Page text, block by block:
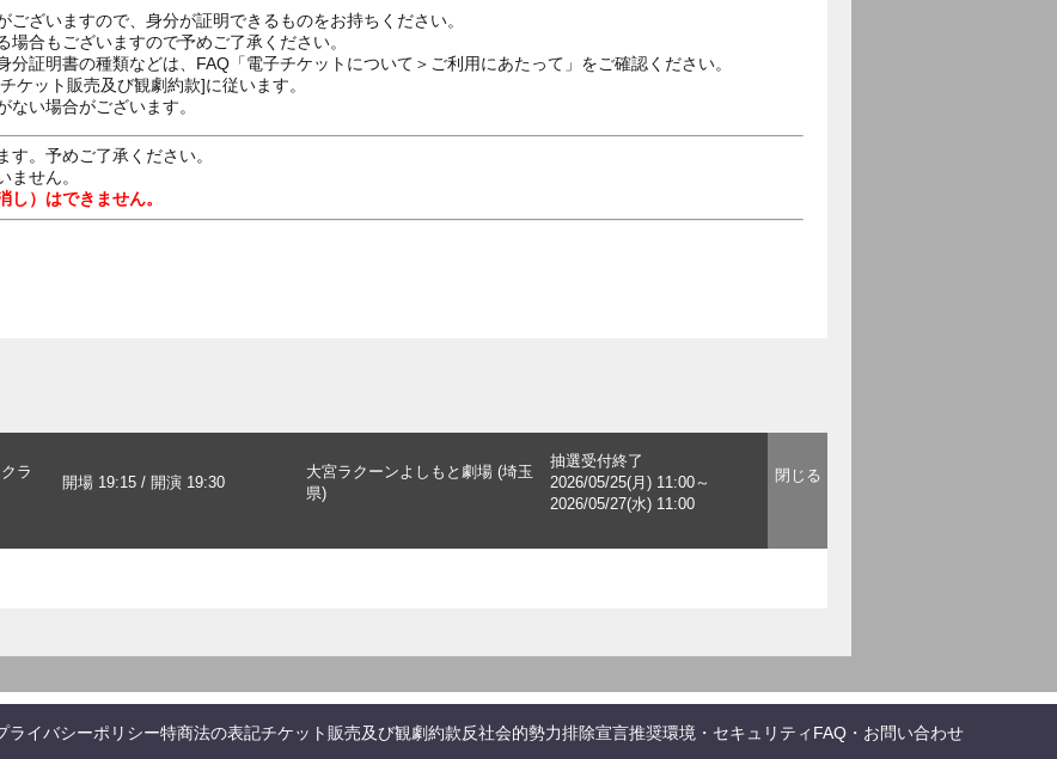
ざいますので、身分が証明できるものをお持ちください。
合もございますので予めご了承ください。
分証明書の種類などは、FAQ「電子チケットについて＞ご利用にあたって」をご確認ください。
ット販売及び観劇約款]に従います。
い場合がございます。
す。予めご了承ください。
ません。
し）はできません。
ラ
開場 19:15 / 開演 19:30
大宮ラクーンよしもと劇場 (埼玉
県)
抽選受付終了
2026/05/25(月) 11:00～
2026/05/27(水) 11:00
ライバシーポリシー特商法の表記チケット販売及び観劇約款反社会的勢力排除宣言推奨環境・セキュリティ FAQ・お問い合わせ